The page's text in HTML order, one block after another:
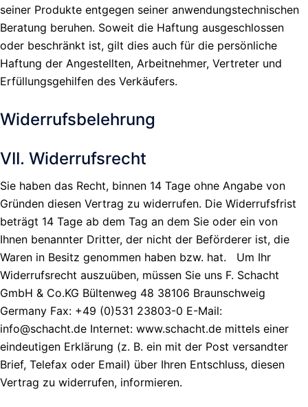
seiner Produkte entgegen seiner anwendungstechnischen
Beratung beruhen. Soweit die Haftung ausgeschlossen
oder beschränkt ist, gilt dies auch für die persönliche
Haftung der Angestellten, Arbeitnehmer, Vertreter und
Erfüllungsgehilfen des Verkäufers.
Widerrufsbelehrung
VII. Widerrufsrecht
Sie haben das Recht, binnen 14 Tage ohne Angabe von
Gründen diesen Vertrag zu widerrufen. Die Widerrufsfrist
beträgt 14 Tage ab dem Tag an dem Sie oder ein von
Ihnen benannter Dritter, der nicht der Beförderer ist, die
Waren in Besitz genommen haben bzw. hat. Um Ihr
Widerrufsrecht auszuüben, müssen Sie uns F. Schacht
GmbH & Co.KG Bültenweg 48 38106 Braunschweig
Germany Fax: +49 (0)531 23803-0 E-Mail:
info@schacht.de Internet: www.schacht.de mittels einer
eindeutigen Erklärung (z. B. ein mit der Post versandter
Brief, Telefax oder Email) über Ihren Entschluss, diesen
Vertrag zu widerrufen, informieren.